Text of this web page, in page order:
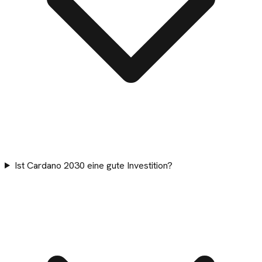
Ist Cardano 2030 eine gute Investition?